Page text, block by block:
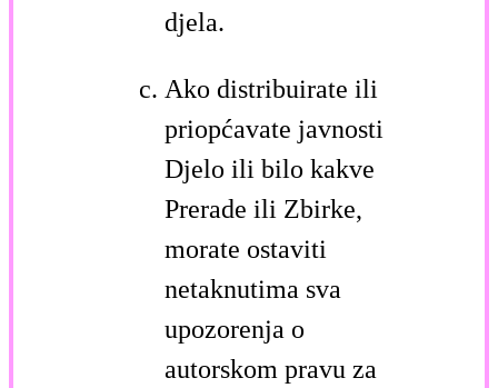
djela.
Ako distribuirate ili
priopćavate javnosti
Djelo ili bilo kakve
Prerade ili Zbirke,
morate ostaviti
netaknutima sva
upozorenja o
autorskom pravu za